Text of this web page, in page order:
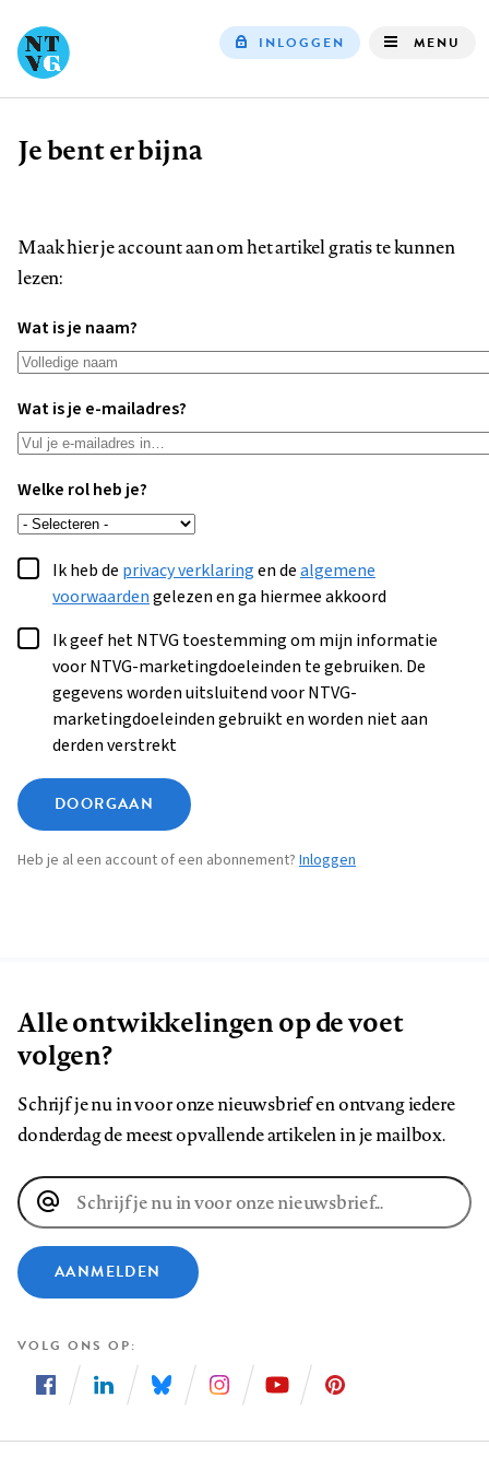
INLOGGEN MENU
Kruimelpad
Je bent er bijna
Maak hier je account aan om het artikel gratis te kunnen
lezen:
Wat is je naam?
Wat is je e-mailadres?
Welke rol heb je?
Ik heb de privacy verklaringen dealgemene
voorwaardengelezen en ga hiermee akkoord
Ik geef het NTVG toestemming om mijn informatie
voor NTVG-marketingdoeleinden te gebruiken. De
gegevens worden uitsluitend voor NTVG-
marketingdoeleinden gebruikt en worden niet aan
derden verstrekt
DOORGAAN
Heb je al een account of een abonnement? Inloggen
Alle ontwikkelingen op de voet
volgen?
Schrijf je nu in voor onze nieuwsbrief en ontvang iedere
donderdag de meest opvallende artikelen in je mailbox.
E-
mailadres
AANMELDEN
VOLG ONS OP
ons
ons
ons
ons
ons
ons